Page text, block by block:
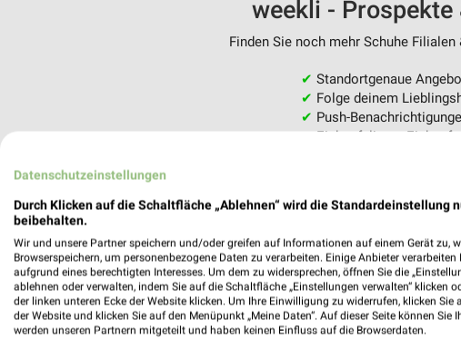
weekli - Prospekte
Finden Sie noch mehr Schuhe
✔ Standortgenaue
✔ Folge deinem
✔ Push-
✔Einkaufsliste - Einkauf
Datenschutzeinstellungen
Durch Klicken auf die Schaltfläche „Ablehnen“ wird die Standardeinstellung
beibehalten.
Wir und unsere Partner speichern und/oder greifen auf Informationen auf einem Gerät zu,
Browserspeichern, um personenbezogene Daten zu verarbeiten. Einige Anbieter
aufgrund eines berechtigten Interesses. Um dem zu widersprechen, öffnen Sie die
ablehnen oder verwalten, indem Sie auf die Schaltfläche „Einstellungen verwalten“ klicken
der linken unteren Ecke der Website klicken. Um Ihre Einwilligung zu widerrufen, klicken
der Website und klicken Sie auf den Menüpunkt „Meine Daten“. Auf dieser Seite können
werden unseren Partnern mitgeteilt und haben keinen Einfluss auf die Browserdaten.